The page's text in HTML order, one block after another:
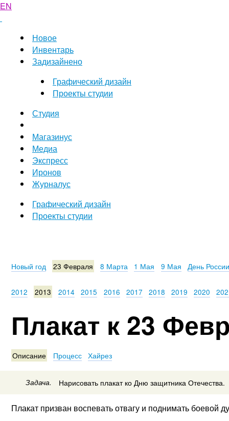
EN
Новое
Инвентарь
Задизайнено
Графический дизайн
Проекты студии
Студия
Магазинус
Медиа
Экспресс
Иронов
Журналус
Графический дизайн
Проекты студии
Новый год 23 Февраля 8 Марта 1 Мая 9 Мая День России
2012 2013 2014 2015 2016 2017 2018 2019 2020
Плакат к 23
Описание Процесс Хайрез
Задача. Нарисовать плакат ко Дню защитника Отечества.
Плакат призван воспевать отвагу и поднимать боевой